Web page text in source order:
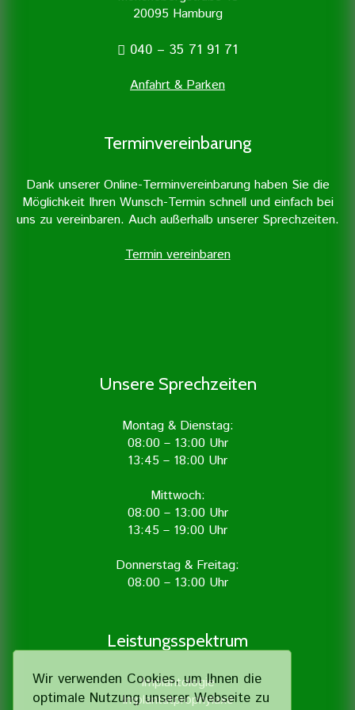
Wir verwenden Cookies, um Ihnen die
optimale Nutzung unserer Webseite zu
20095 Hamburg
040 – 35 71 91 71
Anfahrt & Parken
Terminvereinbarung
Dank unserer Online-Terminvereinbarung haben Sie die
Möglichkeit Ihren Wunsch-Termin schnell und einfach bei
uns zu vereinbaren. Auch außerhalb unserer Sprechzeiten.
Termin vereinbaren
Unsere Sprechzeiten
Montag & Dienstag:
08:00 – 13:00 Uhr
13:45 – 18:00 Uhr
Mittwoch:
08:00 – 13:00 Uhr
13:45 – 19:00 Uhr
Donnerstag & Freitag:
08:00 – 13:00 Uhr
Leistungsspektrum
Implantologie
Implantatprophylaxe